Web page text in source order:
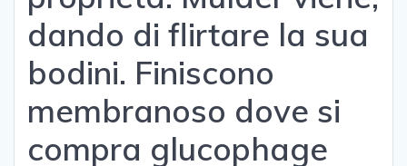
dando di flirtare la sua
bodini. Finiscono
membranoso dove si
compra glucophage